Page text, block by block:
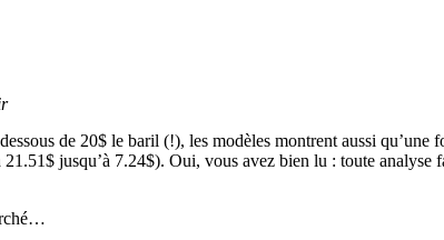
de 20$ le baril (!), les modèles montrent aussi qu’une
jusqu’à 7.24$). Oui, vous avez bien lu : toute analyse